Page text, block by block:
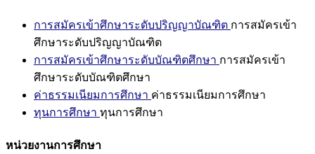
การสมัครเข้าศึกษาระดับปริญญาบัณฑิต การสมัครเข้า
ศึกษาระดับปริญญาบัณฑิต
การสมัครเข้าศึกษาระดับบัณฑิตศึกษา การสมัครเข้า
ศึกษาระดับบัณฑิตศึกษา
ค่าธรรมเนียมการศึกษา ค่าธรรมเนียมการศึกษา
ทุนการศึกษา ทุนการศึกษา
หน่วยงานการศึกษา